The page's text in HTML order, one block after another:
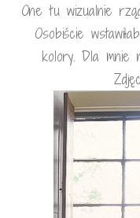
One tu wizualnie
Osobiście
kolory. Dla mnie